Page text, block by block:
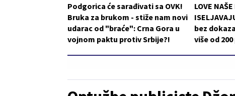
Podgorica će sarađivati sa OVK!
Bruka za brukom - stiže nam novi
udarac od "braće": Crna Gora u
vojnom paktu protiv Srbije?!
LOVE
bez
više od